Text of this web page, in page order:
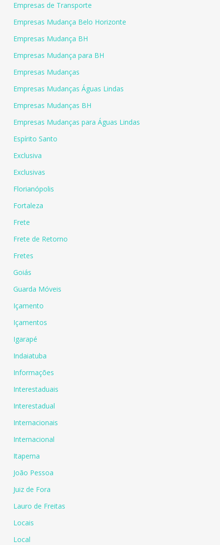
Empresas de Transporte
Empresas Mudança Belo Horizonte
Empresas Mudança BH
Empresas Mudança para BH
Empresas Mudanças
Empresas Mudanças Águas Lindas
Empresas Mudanças BH
Empresas Mudanças para Águas Lindas
Espírito Santo
Exclusiva
Exclusivas
Florianópolis
Fortaleza
Frete
Frete de Retorno
Fretes
Goiás
Guarda Móveis
Içamento
Içamentos
Igarapé
Indaiatuba
Informações
Interestaduais
Interestadual
Internacionais
Internacional
Itapema
João Pessoa
Juiz de Fora
Lauro de Freitas
Locais
Local